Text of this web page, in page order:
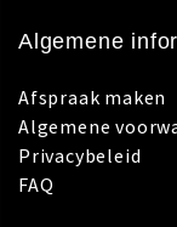
Algemene
Afspraak maken
Algemene
Privacybeleid
FAQ